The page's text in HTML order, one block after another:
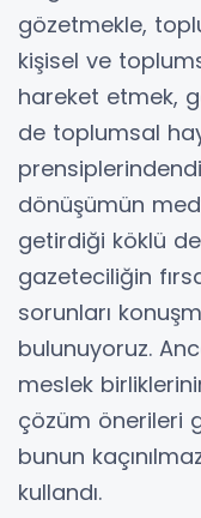
gözetmekle,
kişisel ve
hareket etmek,
de toplumsal
dönüşümün
getirdiği köklü
gazeteciliğin
sorunları
bulunuyoruz.
meslek
çözüm önerileri
bunun
kullandı.